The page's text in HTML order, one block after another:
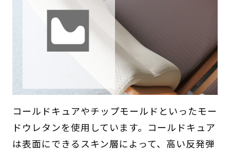
コールドキュアやチップモールドといったモー
ドウレタンを使用しています。コールドキュア
は表面にできるスキン層によって、高い反発弾